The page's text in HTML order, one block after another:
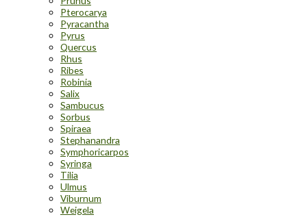
Pterocarya
Pyracantha
Pyrus
Quercus
Rhus
Ribes
Robinia
Salix
Sambucus
Sorbus
Spiraea
Stephanandra
Symphoricarpos
Syringa
Tilia
Ulmus
Viburnum
Weigela